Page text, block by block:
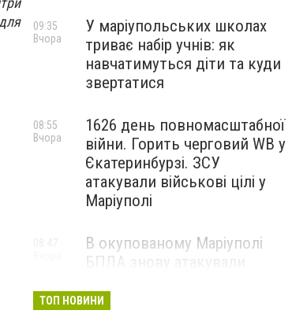
У маріупольських школах
триває набір учнів: як
навчатимуться діти та куди
звертатися
09:35
Вчора
1626 день повномасштабної
війни. Горить черговий WB у
Єкатеринбурзі. ЗСУ
атакували військові цілі у
Маріуполі
08:55
Вчора
В окупованому Маріуполі
БПЛА знову атакували
— ВІДЕО
ТОП НОВИНИ